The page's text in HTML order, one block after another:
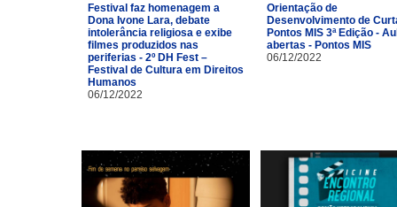
Festival faz homenagem a
Dona Ivone Lara, debate
intolerância religiosa e exibe
filmes produzidos nas
periferias - 2º DH Fest –
Festival de Cultura em Direitos
Humanos
06/12/2022
Orientação de
Desenvolvimento de
Pontos MIS 3ª Edição -
abertas - Pontos MIS
06/12/2022